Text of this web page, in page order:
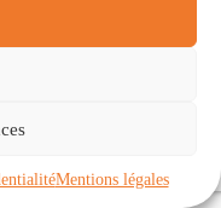
Mentions légales
(UE)